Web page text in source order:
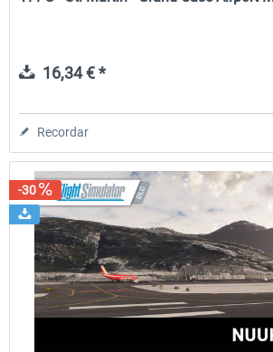
16,34 € *
Recordar
-30